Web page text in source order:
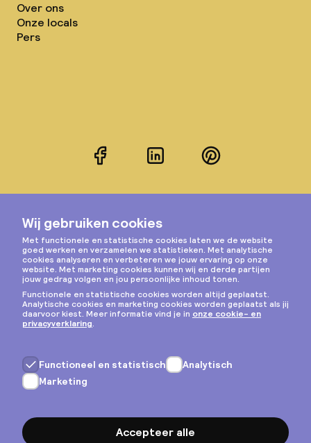
Over ons
Onze locals
Pers
FacebookLinkedInPinterest
Instagram
Privacy & cookies
Algemene voorwaarden